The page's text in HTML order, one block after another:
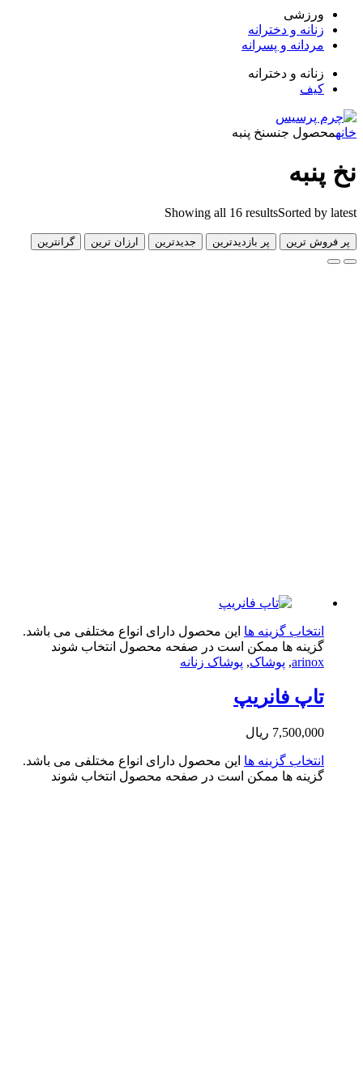
و دخترانه
و پسرانه
و دخترانه
جنسنخ پنبه
Showing all 16 resultsSorted
ترین پر بازدیدترین جدیدترین ارزان ترین گرانترین
گزینه ها این محصول دارای انواع مختلفی می باشد.
ها ممکن است در صفحه محصول انتخاب شوند
پوشاک,پوشاک زنانه
فانریپ
ریال
گزینه ها این محصول دارای انواع مختلفی می باشد.
ها ممکن است در صفحه محصول انتخاب شوند